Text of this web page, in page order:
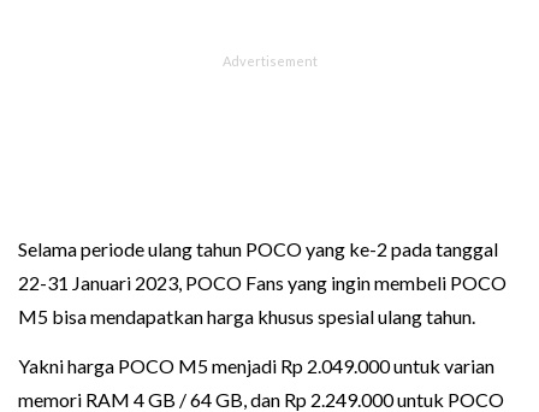
Selama periode ulang tahun POCO yang ke-2 pada tanggal
22-31 Januari 2023, POCO Fans yang ingin membeli POCO
M5 bisa mendapatkan harga khusus spesial ulang tahun.
Yakni harga POCO M5 menjadi Rp 2.049.000 untuk varian
memori RAM 4 GB / 64 GB, dan Rp 2.249.000 untuk POCO